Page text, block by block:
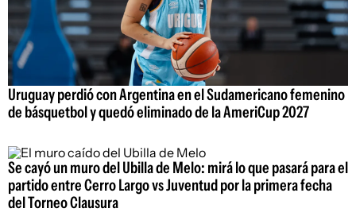
Uruguay perdió con Argentina en el Sudamericano femenino
de básquetbol y quedó eliminado de la AmeriCup 2027
Se cayó un muro del Ubilla de Melo: mirá lo que pasará para el
partido entre Cerro Largo vs Juventud por la primera fecha
del Torneo Clausura